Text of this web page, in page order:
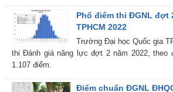
Phổ điểm thi ĐGNL đợt
TPHCM 2022
Trường Đại học Quốc gia
thi Đánh giá năng lực đợt 2 năm 2022, theo
1.107 điểm.
Điểm chuẩn ĐGNL